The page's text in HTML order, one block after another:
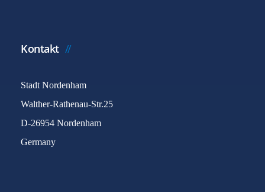
Kontakt
Stadt Nordenham
Walther-Rathenau-Str.25
D-26954 Nordenham
Germany